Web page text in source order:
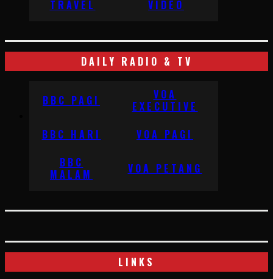
TRAVEL VIDEO
DAILY RADIO & TV
BBC PAGI
VOA
EXECUTIVE
BBC HARI
VOA PAGI
BBC
MALAM
VOA PETANG
LINKS